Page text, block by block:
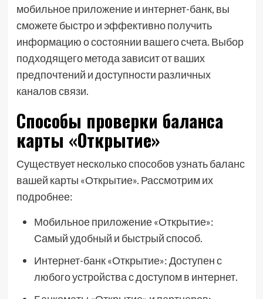
мобильное приложение и интернет-банк, вы
сможете быстро и эффективно получить
информацию о состоянии вашего счета. Выбор
подходящего метода зависит от ваших
предпочтений и доступности различных
каналов связи.
Способы проверки баланса
карты «Открытие»
Существует несколько способов узнать баланс
вашей карты «Открытие». Рассмотрим их
подробнее:
Мобильное приложение «Открытие»:
Самый удобный и быстрый способ.
Интернет-банк «Открытие»: Доступен с
любого устройства с доступом в интернет.